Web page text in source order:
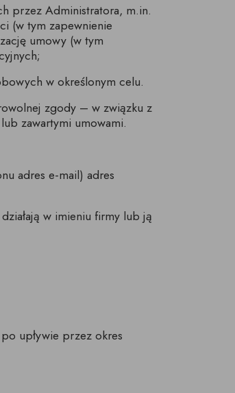
przez Administratora, m.in.
(w tym zapewnienie
umowy (w tym
w określonym celu.
zgody – w związku z
zawartymi umowami.
adres e-mail) adres
w imieniu firmy lub ją
upływie przez okres